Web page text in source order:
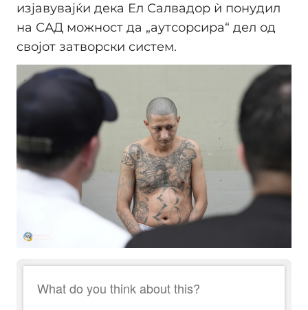
изјавувајќи дека Ел Салвадор ѝ понудил
на САД можност да „аутсорсира“ дел од
својот затворски систем.